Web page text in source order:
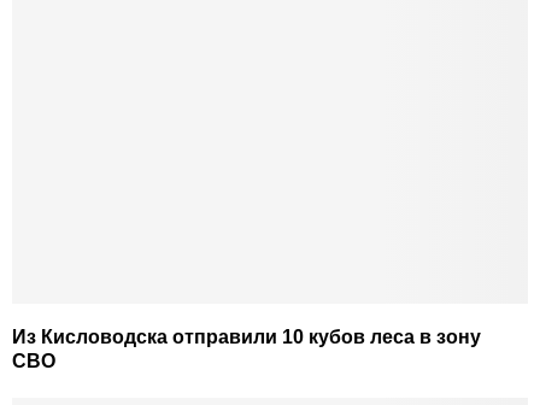
Из Кисловодска отправили 10 кубов леса в зону
СВО